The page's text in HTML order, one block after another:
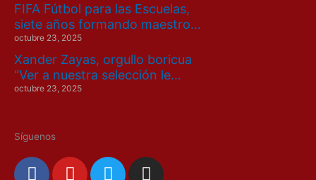
FIFA Fútbol para las Escuelas,
siete años formando maestro…
octubre 23, 2025
Xander Zayas, orgullo boricua
“Ver a nuestra selección le…
octubre 23, 2025
Síguenos
F
Y
T
I